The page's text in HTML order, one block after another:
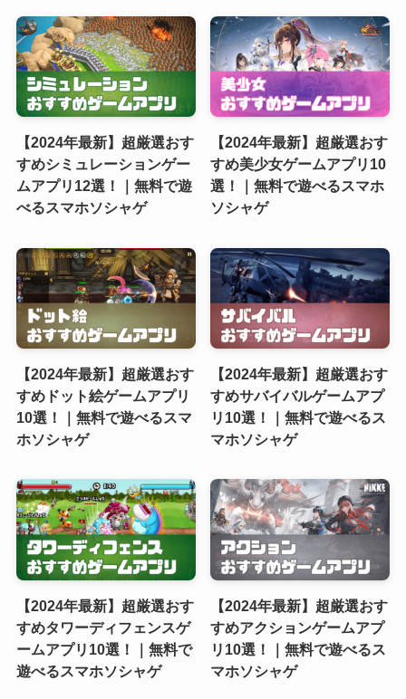
【2024年最新】超厳選おす
すめシミュレーションゲー
ムアプリ12選！｜無料で遊
べるスマホソシャゲ
【2024年最新】超厳選おす
すめ美少女ゲームアプリ10
選！｜無料で遊べるスマホ
ソシャゲ
【2024年最新】超厳選おす
すめドット絵ゲームアプリ
10選！｜無料で遊べるスマ
ホソシャゲ
【2024年最新】超厳選おす
すめサバイバルゲームアプ
リ10選！｜無料で遊べるス
マホソシャゲ
【2024年最新】超厳選おす
すめタワーディフェンスゲ
ームアプリ10選！｜無料で
遊べるスマホソシャゲ
【2024年最新】超厳選おす
すめアクションゲームアプ
リ10選！｜無料で遊べるス
マホソシャゲ